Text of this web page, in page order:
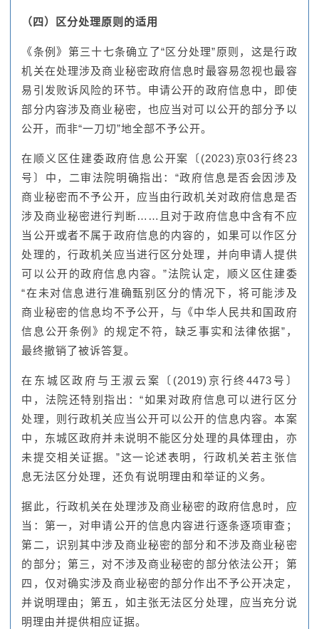
（四）区分处理原则的适用
《条例》第三十七条确立了“区分处理”原则，这是行政
机关在处理涉及商业秘密政府信息时最容易忽视也最容
易引发败诉风险的环节。申请公开的政府信息中，即使
部分内容涉及商业秘密，也应当对可以公开的部分予以
公开，而非“一刀切”地全部不予公开。
在顺义区住建委政府信息公开案〔(2023)京03行终23
号〕中，二审法院明确指出：“政府信息是否会因涉及
商业秘密而不予公开，应当由行政机关对政府信息是否
涉及商业秘密进行判断……且对于政府信息中含有不应
当公开或者不属于政府信息的内容的，如果可以作区分
处理的，行政机关应当进行区分处理，并向申请人提供
可以公开的政府信息内容。”法院认定，顺义区住建委
“在未对信息进行准确甄别区分的情况下，将可能涉及
商业秘密的信息均不予公开，与《中华人民共和国政府
信息公开条例》的规定不符，缺乏事实和法律依据”，
最终撤销了被诉答复。
在东城区政府与王淑云案〔(2019)京行终4473号〕
中，法院还特别指出：“如果对政府信息可以进行区分
处理，则行政机关应当公开可以公开的信息内容。本案
中，东城区政府并未说明不能区分处理的具体理由，亦
未提交相关证据。”这一论述表明，行政机关若主张信
息无法区分处理，还负有说明理由和举证的义务。
据此，行政机关在处理涉及商业秘密的政府信息时，应
当：第一，对申请公开的信息内容进行逐条逐项审查；
第二，识别其中涉及商业秘密的部分和不涉及商业秘密
的部分；第三，对不涉及商业秘密的部分依法公开；第
四，仅对确实涉及商业秘密的部分作出不予公开决定，
并说明理由；第五，如主张无法区分处理，应当充分说
明理由并提供相应证据。